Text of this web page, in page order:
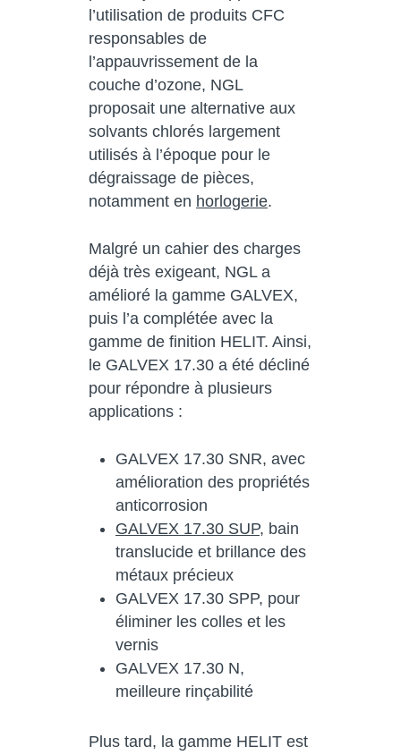
l’utilisation de produits CFC
responsables de
l’appauvrissement de la
couche d’ozone, NGL
proposait une alternative aux
solvants chlorés largement
utilisés à l’époque pour le
dégraissage de pièces,
notamment en horlogerie.
Malgré un cahier des charges
déjà très exigeant, NGL a
amélioré la gamme GALVEX,
puis l’a complétée avec la
gamme de finition HELIT. Ainsi,
le GALVEX 17.30 a été décliné
pour répondre à plusieurs
applications :
GALVEX 17.30 SNR, avec
amélioration des propriétés
anticorrosion
GALVEX 17.30 SUP, bain
translucide et brillance des
métaux précieux
GALVEX 17.30 SPP, pour
éliminer les colles et les
vernis
GALVEX 17.30 N,
meilleure rinçabilité
Plus tard, la gamme HELIT est